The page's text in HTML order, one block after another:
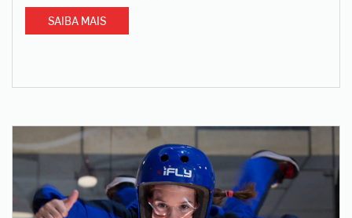
SAIBA MAIS